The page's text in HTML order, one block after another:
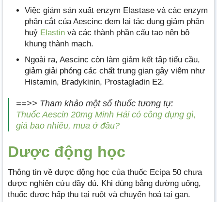
Việc giảm sản xuất enzym Elastase và các enzym
phân cắt của Aescinc đem lại tác dụng giảm phân
huỷ Elastin và các thành phần cấu tạo nên bộ
khung thành mạch.
Ngoài ra, Aescinc còn làm giảm kết tập tiểu cầu,
giảm giải phóng các chất trung gian gây viêm như
Histamin, Bradykinin, Prostagladin E2.
==>> Tham khảo một số thuốc tương tự:
Thuốc Aescin 20mg Minh Hải có công dụng gì,
giá bao nhiêu, mua ở đâu?
Dược động học
Thông tin về dược động học của thuốc Ecipa 50 chưa
được nghiên cứu đầy đủ. Khi dùng bằng đường uống,
thuốc được hấp thu tại ruột và chuyển hoá tại gan.